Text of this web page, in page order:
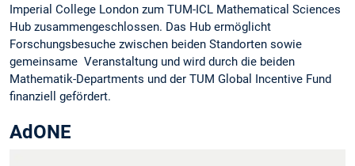
Imperial College London zum TUM-ICL Mathematical Sciences
Hub zusammengeschlossen. Das Hub ermöglicht
Forschungsbesuche zwischen beiden Standorten sowie
gemeinsame Veranstaltung und wird durch die beiden
Mathematik-Departments und der TUM Global Incentive Fund
finanziell gefördert.
AdONE